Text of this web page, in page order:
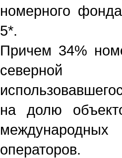
номерного
5*.
Причем 34%
северной
на долю
операторов.